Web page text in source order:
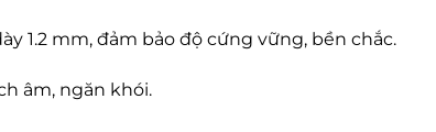
1.2 mm, đảm bảo độ cứng vững, bền chắc.
âm, ngăn khói.